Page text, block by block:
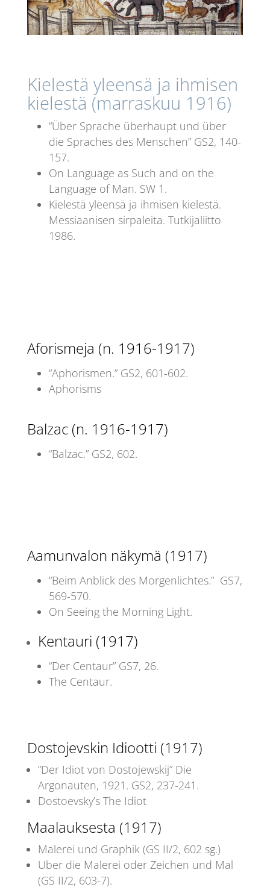
Kielestä yleensä ja ihmisen
kielestä (marraskuu 1916)
“Über Sprache überhaupt und über
die Spraches des Menschen” GS2, 140-
157.
On Language as Such and on the
Language of Man. SW 1.
Kielestä yleensä ja ihmisen kielestä.
Messiaanisen sirpaleita. Tutkijaliitto
1986.
Aforismeja (n. 1916-1917)
“Aphorismen.” GS2, 601-602.
Aphorisms
Balzac (n. 1916-1917)
“Balzac.” GS2, 602.
Aamunvalon näkymä (1917)
“Beim Anblick des Morgenlichtes.” GS7,
569-570.
On Seeing the Morning Light.
Kentauri (1917)
“Der Centaur” GS7, 26.
The Centaur.
Dostojevskin Idiootti (1917)
“Der Idiot von Dostojewskij” Die
Argonauten, 1921. GS2, 237-241.
Dostoevsky’s The Idiot
Maalauksesta (1917)
Malerei und Graphik (GS II/2, 602 sg.)
Uber die Malerei oder Zeichen und Mal
(GS II/2, 603-7).